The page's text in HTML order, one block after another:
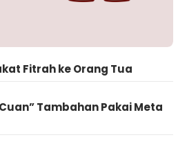
Fitrah ke Orang Tua
Tambahan Pakai Meta